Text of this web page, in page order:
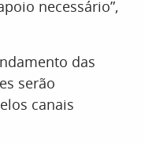
necessário”,
das
serão
canais